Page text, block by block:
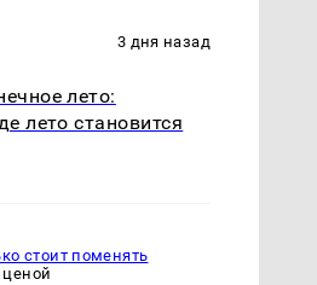
3 дня назад
лето:
лето становится
стоит поменять